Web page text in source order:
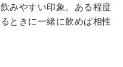
みやすい印象。ある程度
ときに一緒に飲めば相性